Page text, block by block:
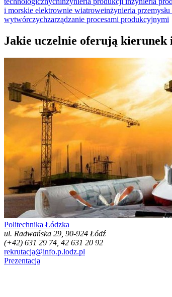
i morskie elektrownie wiatroweinżynieria przemysłu
wytwórczychzarządzanie procesami produkcyjnymi
Jakie uczelnie oferują kierunek
Politechnika Łódzka
ul. Radwańska 29, 90-924 Łódź
(+42) 631 29 74, 42 631 20 92
rekrutacja@info.p.lodz.pl
Prezentacja